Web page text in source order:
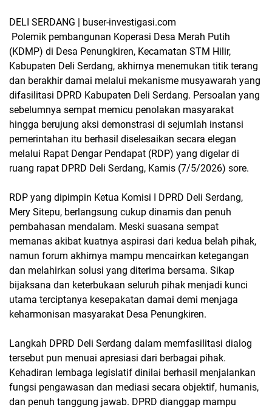
DELI SERDANG | buser-investigasi.com
Polemik pembangunan Koperasi Desa Merah Putih
(KDMP) di Desa Penungkiren, Kecamatan STM Hilir,
Kabupaten Deli Serdang, akhirnya menemukan titik terang
dan berakhir damai melalui mekanisme musyawarah yang
difasilitasi DPRD Kabupaten Deli Serdang. Persoalan yang
sebelumnya sempat memicu penolakan masyarakat
hingga berujung aksi demonstrasi di sejumlah instansi
pemerintahan itu berhasil diselesaikan secara elegan
melalui Rapat Dengar Pendapat (RDP) yang digelar di
ruang rapat DPRD Deli Serdang, Kamis (7/5/2026) sore.
RDP yang dipimpin Ketua Komisi I DPRD Deli Serdang,
Mery Sitepu, berlangsung cukup dinamis dan penuh
pembahasan mendalam. Meski suasana sempat
memanas akibat kuatnya aspirasi dari kedua belah pihak,
namun forum akhirnya mampu mencairkan ketegangan
dan melahirkan solusi yang diterima bersama. Sikap
bijaksana dan keterbukaan seluruh pihak menjadi kunci
utama terciptanya kesepakatan damai demi menjaga
keharmonisan masyarakat Desa Penungkiren.
Langkah DPRD Deli Serdang dalam memfasilitasi dialog
tersebut pun menuai apresiasi dari berbagai pihak.
Kehadiran lembaga legislatif dinilai berhasil menjalankan
fungsi pengawasan dan mediasi secara objektif, humanis,
dan penuh tanggung jawab. DPRD dianggap mampu